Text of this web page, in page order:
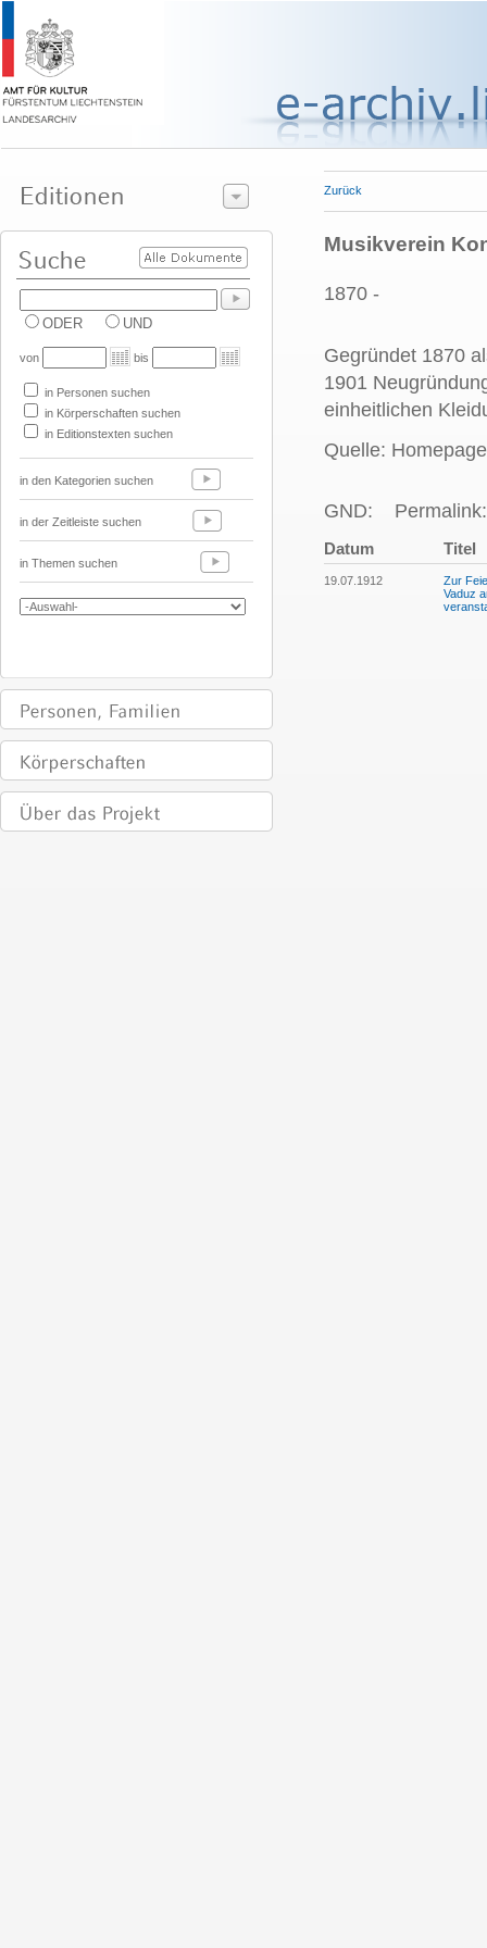
ODER UND
von bis
in Personen suchen
in Körperschaften suchen
in Editionstexten suchen
in den Kategorien suchen
in der Zeitleiste suchen
in Themen suchen
Zurück
Musikverein
1870 -
Gegründet 1870
1901
einheitlichen
Quelle:
GND:
Datum Titel
19.07.1912
Zur
Vaduz